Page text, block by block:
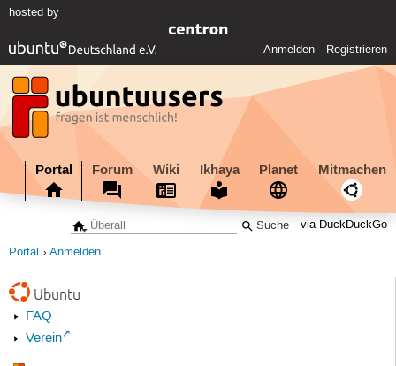
hosted by
Anmelden Registrieren
Portal Forum Wiki Ikhaya Planet Mitmachen
via DuckDuckGo
Portal Anmelden
Ubuntu
FAQ
Verein